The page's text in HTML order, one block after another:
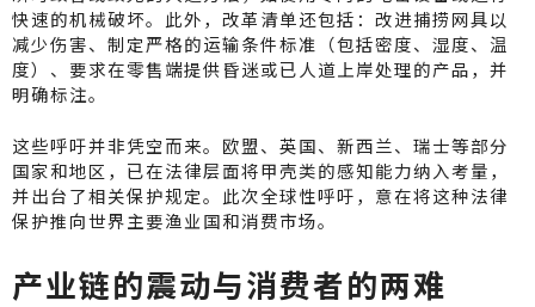
快速的机械破坏。此外，改革清单还包括：改进捕捞网具以
减少伤害、制定严格的运输条件标准（包括密度、湿度、温
度）、要求在零售端提供昏迷或已人道上岸处理的产品，并
明确标注。
这些呼吁并非凭空而来。欧盟、英国、新西兰、瑞士等部分
国家和地区，已在法律层面将甲壳类的感知能力纳入考量，
并出台了相关保护规定。此次全球性呼吁，意在将这种法律
保护推向世界主要渔业国和消费市场。
产业链的震动与消费者的两难